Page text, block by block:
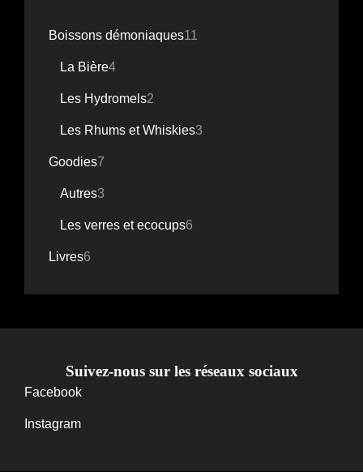
Boissons démoniaques11
La Bière44
produits
Les Hydromels2
produits
Les Rhums et Whiskies3
Goodies7
Autres3
produits
Les verres et ecocups6
Livres6
Suivez-nous sur les réseaux sociaux
Facebook
Instagram